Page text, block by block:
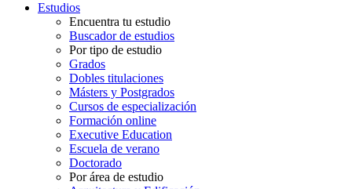
Estudios
Encuentra tu estudio
Buscador de estudios
Por tipo de estudio
Grados
Dobles titulaciones
Másters y Postgrados
Cursos de especialización
Formación online
Executive Education
Escuela de verano
Doctorado
Por área de estudio